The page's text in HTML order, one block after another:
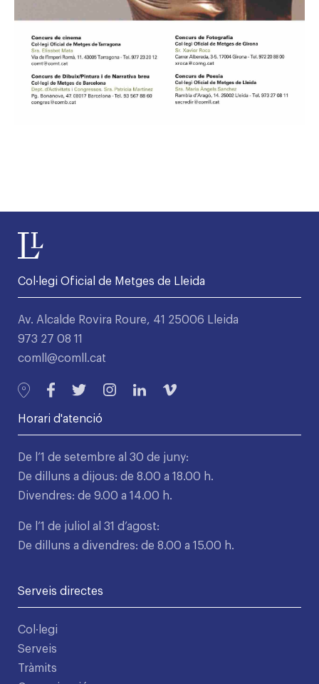
Col·legi Oficial de Metges de Lleida
Av. Alcalde Rovira Roure, 41 25006 Lleida
973 27 08 11
comll@comll.cat
Horari d'atenció
De l’1 de setembre al 30 de juny:
De dilluns a dijous: de 8.00 a 18.00 h.
Divendres: de 9.00 a 14.00 h.
De l’1 de juliol al 31 d’agost:
De dilluns a divendres: de 8.00 a 15.00 h.
Serveis directes
Col·legi
Serveis
Tràmits